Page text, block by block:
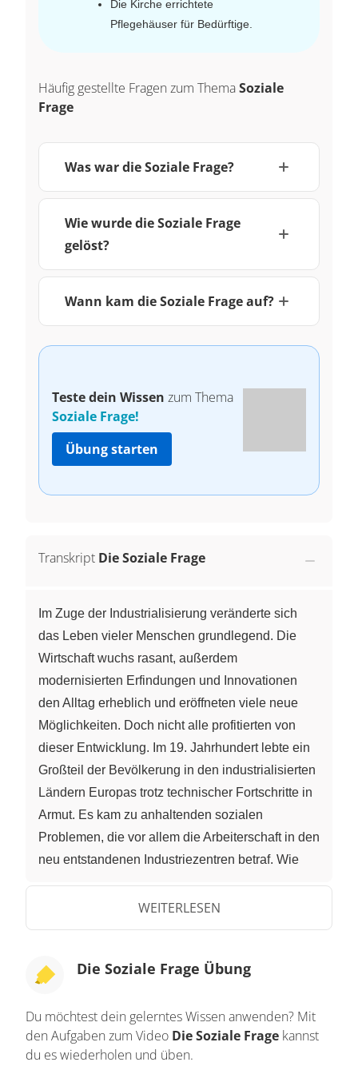
Die Kirche errichtete
Pflegehäuser für Bedürftige.
Häufig gestellte Fragen zum ThemaSoziale
Frage
Was war die Soziale Frage?
Wie wurde die Soziale Frage
gelöst?
Wann kam die Soziale Frage auf?
Teste dein Wissen zum Thema
Soziale Frage!
Übung starten
Transkript Die Soziale Frage
Im Zuge der Industrialisierung veränderte sich
das Leben vieler Menschen grundlegend. Die
Wirtschaft wuchs rasant, außerdem
modernisierten Erfindungen und Innovationen
den Alltag erheblich und eröffneten viele neue
Möglichkeiten. Doch nicht alle profitierten von
dieser Entwicklung. Im 19. Jahrhundert lebte ein
Großteil der Bevölkerung in den industrialisierten
Ländern Europas trotz technischer Fortschritte in
Armut. Es kam zu anhaltenden sozialen
Problemen, die vor allem die Arbeiterschaft in den
neu entstandenen Industriezentren betraf. Wie
ausmachte und vor allem auch, wie man sie
lösen wollte, erfährst du in diesem Video zur
Revolution führte der technische Fortschritt zu
landwirtschaftlichen Produktion und der
medizinischen Versorgung. In vielen Regionen
Europas hatte das eine wahrhafte
WEITERLESEN
Die Soziale Frage Übung
Du möchtest dein gelerntes Wissen anwenden? Mit
den Aufgaben zum Video Die Soziale Frage kannst
du es wiederholen und üben.